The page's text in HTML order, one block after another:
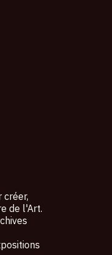
de l'Art.